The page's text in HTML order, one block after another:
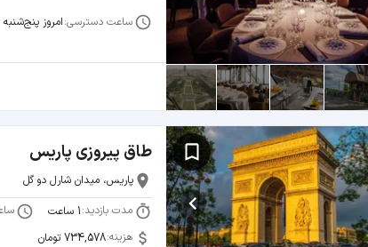
ساعت دسترسی:امروز پنج‌شنبه 12:00 ظهر تا 21:30
طاق پیروزی پاریس
پاریس، میدان شارل دو گل
مدت بازدید:1 ساعت
هزینه:734,578 تومان